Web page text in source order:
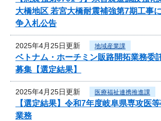
大橋地区 若宮大橋耐震補強第7期工事
争入札公告
2025年4月25日更新 地域産業課
ベトナム・ホーチミン販路開拓業務委
募集【選定結果】
2025年4月25日更新 医療福祉連携推進課
【選定結果】令和7年度岐阜県専攻医
業務